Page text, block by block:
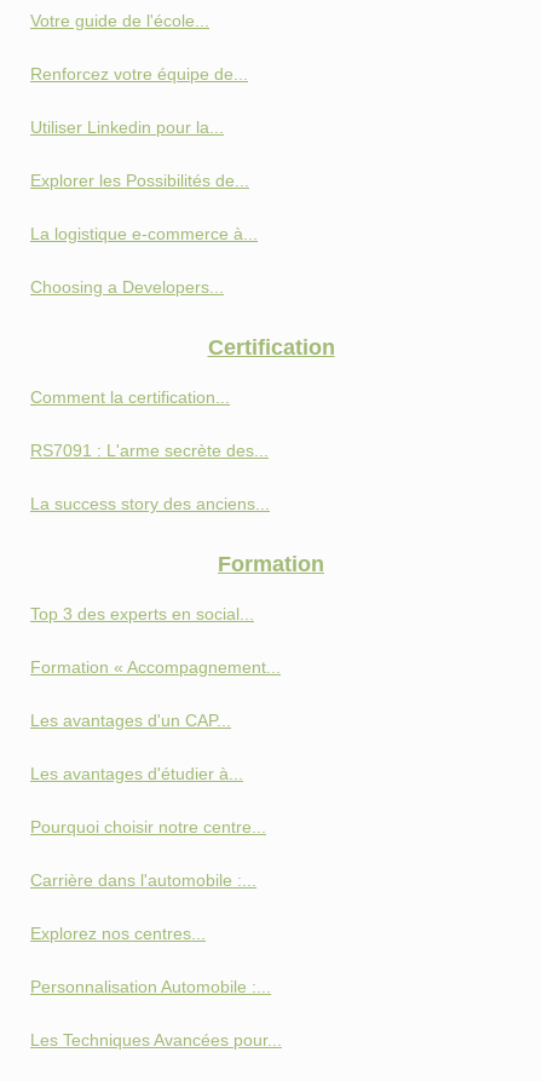
Votre guide de l'école...
Renforcez votre équipe de...
Utiliser Linkedin pour la...
Explorer les Possibilités de...
La logistique e-commerce à...
Choosing a Developers...
Certification
Comment la certification...
RS7091 : L'arme secrète des...
La success story des anciens...
Formation
Top 3 des experts en social...
Formation « Accompagnement...
Les avantages d'un CAP...
Les avantages d'étudier à...
Pourquoi choisir notre centre...
Carrière dans l'automobile :...
Explorez nos centres...
Personnalisation Automobile :...
Les Techniques Avancées pour...